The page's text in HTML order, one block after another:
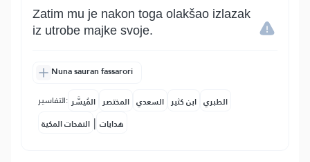
Zatim mu je nakon toga olakšao izlazak
iz utrobe majke svoje.
Nuna sauran fassarori
التفاسير: المُيسَّر المختصر السعدي ابن كثير الطبري
النفحات المكية | هدايات